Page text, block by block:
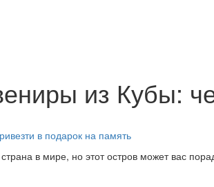
из Кубы:
в мире, но этот остров может вас